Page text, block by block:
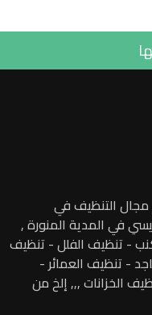
التنظيف في
في المدية المنورة ,
- تنظيف الفلل - تنظيف
- تنظيف العمائر -
الخزانات ,,, إلخ من